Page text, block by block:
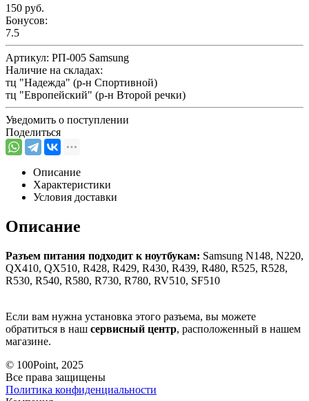
150 руб.
Бонусов:
7.5
Артикул: РП-005 Samsung
Наличие на складах:
тц "Надежда" (р-н Спортивной)
тц "Европейский" (р-н Второй речки)
Уведомить о поступлении
Поделиться
Описание
Характеристики
Условия доставки
Описание
Разъем питания подходит к ноутбукам: Samsung N148, N220,
QX410, QX510, R428, R429, R430, R439, R480, R525, R528,
R530, R540, R580, R730, R780, RV510, SF510
Если вам нужна установка этого разъема, вы можете
обратиться в наш сервисный центр, расположенный в нашем
магазине.
© 100Point, 2025
Все права защищены
Политика конфиденциальности